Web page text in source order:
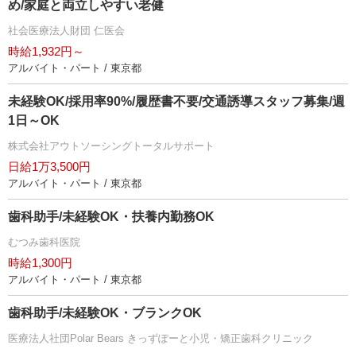
め/家庭と両立しやすい老健
社会医療法人財団 仁医会
時給1,932円～
アルバイト・パート / 東京都
未経験OK/採用率90%/履歴書不要/交通誘導スタッフ募集/週
1日～OK
株式会社アウトソーシングトータルサポート
日給1万3,500円
アルバイト・パート / 東京都
歯科助手/未経験OK・扶養内勤務OK
むつみ歯科医院
時給1,300円
アルバイト・パート / 東京都
歯科助手/未経験OK・ブランクOK
医療法人社団Polar Bears きっずぽーと小児・矯正歯科クリニック